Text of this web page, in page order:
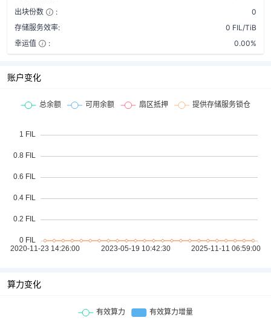
出块份数
:
0
存储服务效率:
0 FIL/TiB
幸运值
: 0.00%
账户变化
算力变化